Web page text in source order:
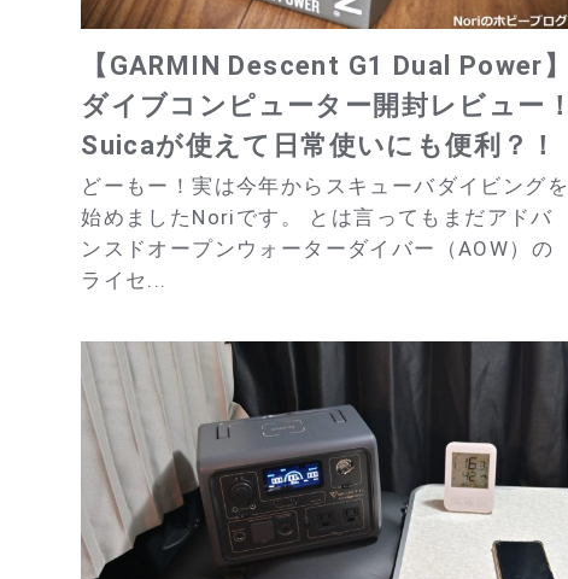
【GARMIN Descent G1 Dual Power】
ダイブコンピューター開封レビュー！
Suicaが使えて日常使いにも便利？！
どーもー！実は今年からスキューバダイビングを
始めましたNoriです。 とは言ってもまだアドバ
ンスドオープンウォーターダイバー（AOW）の
ライセ...